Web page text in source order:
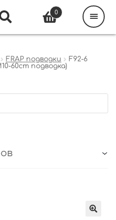
FRAP подводки
F92-6
60cm подводка)
0